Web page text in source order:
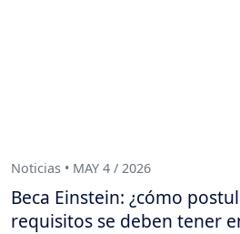
Noticias • MAY 4 / 2026
Beca Einstein: ¿cómo
requisitos se deben tener